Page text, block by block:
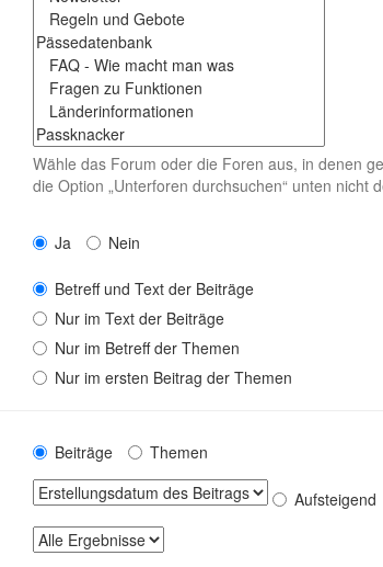
Wähle das Forum oder die Foren aus, in denen
die Option „Unterforen durchsuchen“ unten nicht
Ja Nein
Betreff und Text der Beiträge
Nur im Text der Beiträge
Nur im Betreff der Themen
Nur im ersten Beitrag der Themen
Beiträge Themen
Aufsteigend